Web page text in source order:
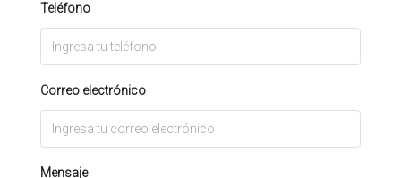
Teléfono
Correo electrónico
Mensaje